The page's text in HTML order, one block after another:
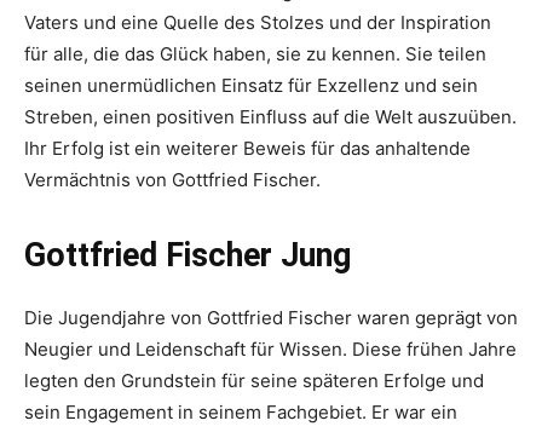
Vaters und eine Quelle des Stolzes und der Inspiration
für alle, die das Glück haben, sie zu kennen. Sie teilen
seinen unermüdlichen Einsatz für Exzellenz und sein
Streben, einen positiven Einfluss auf die Welt auszuüben.
Ihr Erfolg ist ein weiterer Beweis für das anhaltende
Vermächtnis von Gottfried Fischer.
Gottfried Fischer Jung
Die Jugendjahre von Gottfried Fischer waren geprägt von
Neugier und Leidenschaft für Wissen. Diese frühen Jahre
legten den Grundstein für seine späteren Erfolge und
sein Engagement in seinem Fachgebiet. Er war ein